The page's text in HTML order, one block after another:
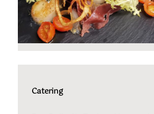
Catering